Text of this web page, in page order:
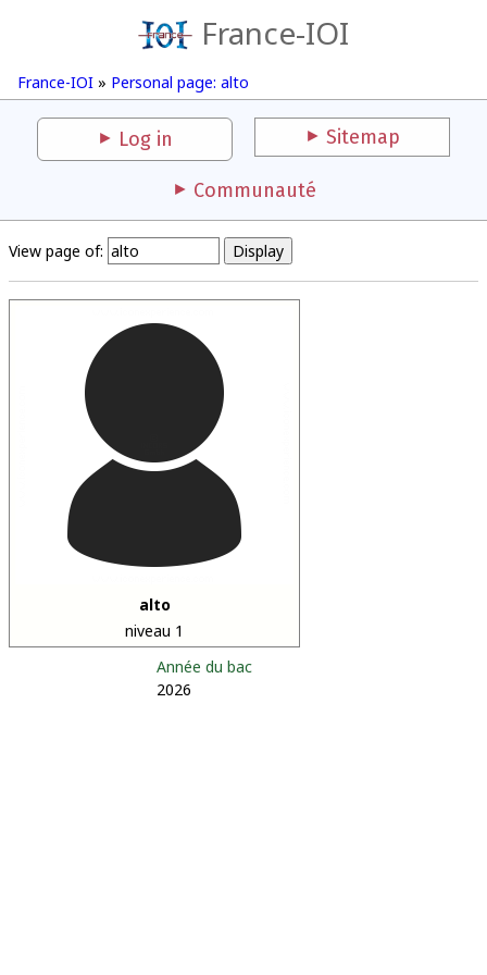
France-IOI
France-IOI » Personal page: alto
Log in Sitemap
Communauté
View page of:
alto
niveau 1
Année du bac
2026